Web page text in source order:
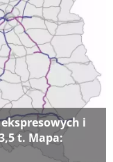
i
t. Mapa: